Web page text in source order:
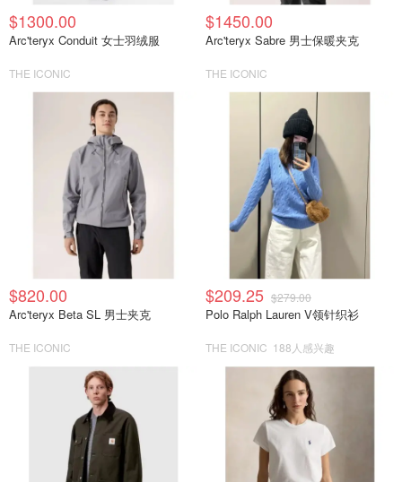
$1300.00
Arc'teryx Conduit 女士羽绒服
THE ICONIC
$1450.00
Arc'teryx Sabre 男士保暖夹克
THE ICONIC
$820.00
Arc'teryx Beta SL 男士夹克
THE ICONIC
$209.25 $279.00
Polo Ralph Lauren V领针织衫
THE ICONIC 188人感兴趣